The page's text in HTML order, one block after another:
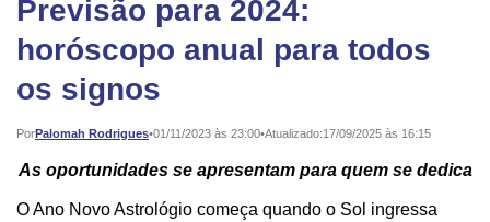
Previsão para 2024:
horóscopo anual para todos
os signos
PorPalomah Rodrigues•
Publicado: 01/11/2023 às 23:00•Atualizado:17/09/2025 às 16:15
As oportunidades se apresentam para quem se dedica
O Ano Novo Astrológio começa quando o Sol ingressa